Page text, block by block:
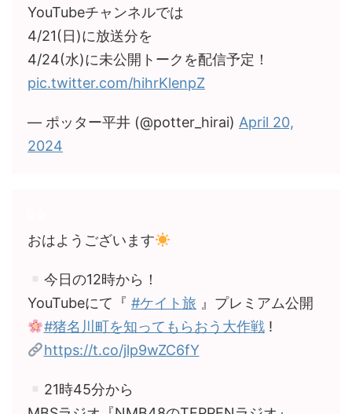
YouTubeチャンネルでは
4/21(日)に放送分を
4/24(水)に未公開トークを配信予定！
pic.twitter.com/hihrKlenpZ
— ポッター平井 (@potter_hirai) April 20,
2024
おはようございます
今日の12時から！
YouTubeにて『 #ケイト旅 』プレミアム公開
#猪名川町を知ってもらおう大作戦!
https://t.co/jlp9wZC6fY
21時45分から